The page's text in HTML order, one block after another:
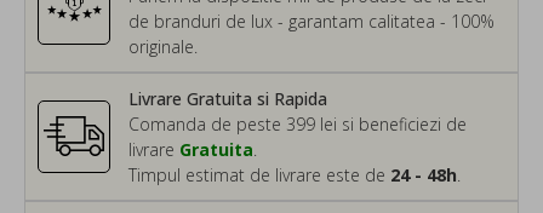
de branduri de lux - garantam calitatea - 100%
originale.
Livrare Gratuita si Rapida
Comanda de peste 399 lei si beneficiezi de
livrare Gratuita
Timpul estimat de livrare este de 24 - 48h